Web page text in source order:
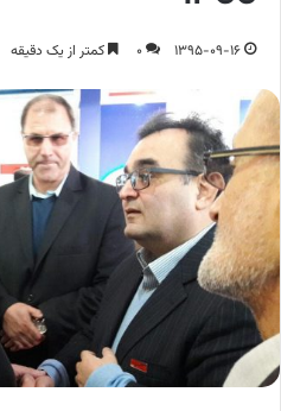
1395-09-16
0 کمتر از یک دقیقه